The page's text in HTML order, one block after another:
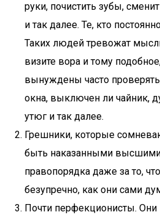
руки, почистить зубы,
и так далее. Те, кто
Таких людей тревожат
визите вора и тому
вынуждены часто
окна, выключен ли чайник,
утюг и так далее.
Грешники, которые
быть наказанными
правопорядка даже за то,
безупречно, как они сами
Почти перфекционисты.